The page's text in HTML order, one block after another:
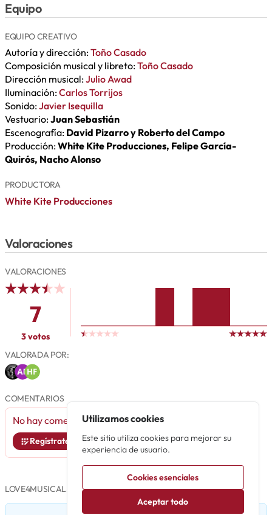
Equipo
EQUIPO CREATIVO
Autoría y dirección:Toño Casado
Composición musical y libreto:Toño Casado
Dirección musical:Julio Awad
Iluminación:Carlos Torrijos
Sonido:Javier Isequilla
Vestuario:Juan Sebastián
Escenografía: David Pizarro y Roberto del Campo
Producción:White Kite Producciones, Felipe García-
Quirós, Nacho Alonso
PRODUCTORA
White Kite Producciones
Valoraciones
VALORACIONES
7
3 votos
VALORADA POR:
COMENTARIOS
No hay comentarios para33 (2018).
Regístrate y sé el primero en comentar
LOVE4MUSICALS
Utilizamos cookies
Este sitio utiliza cookies para mejorar su
experiencia de usuario.
Cookies esenciales
Aceptar todo